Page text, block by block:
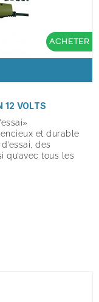
ACHETER
12 VOLTS
et durable
des
qu’avec tous les